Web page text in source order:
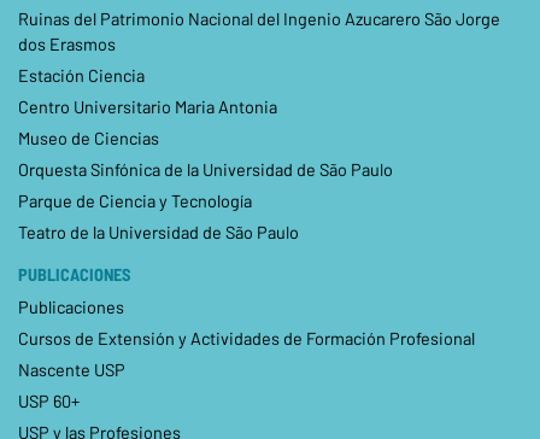
Ruinas del Patrimonio Nacional del Ingenio Azucarero São Jorge
dos Erasmos
Estación Ciencia
Centro Universitario Maria Antonia
Museo de Ciencias
Orquesta Sinfónica de la Universidad de São Paulo
Parque de Ciencia y Tecnología
Teatro de la Universidad de São Paulo
PUBLICACIONES
Publicaciones
Cursos de Extensión y Actividades de Formación Profesional
Nascente USP
USP 60+
USP y las Profesiones